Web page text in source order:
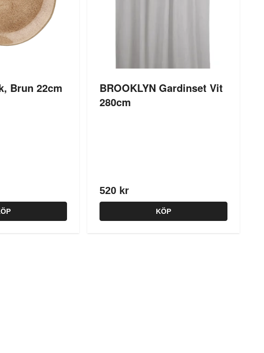
Brun 22cm
BROOKLYN Gardinset Vit
280cm
520 kr
KÖP